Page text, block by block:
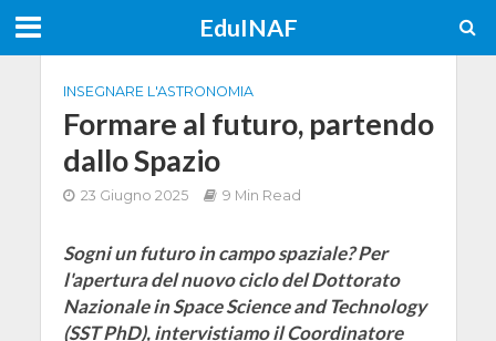
EduINAF
INSEGNARE L'ASTRONOMIA
Formare al futuro, partendo
dallo Spazio
23 Giugno 2025 9 Min Read
Sogni un futuro in campo spaziale? Per
l'apertura del nuovo ciclo del Dottorato
Nazionale in Space Science and Technology
(SST PhD), intervistiamo il Coordinatore